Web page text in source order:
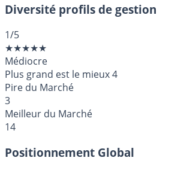
Diversité profils de gestion
1/5
★★★★★
Médiocre
Plus grand est le mieux4
Pire du Marché
3
Meilleur du Marché
14
Positionnement Global